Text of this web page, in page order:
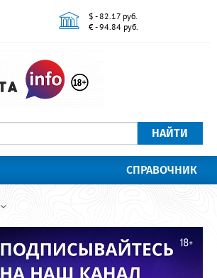
$ - 82.17 руб.
€ - 94.84 руб.
НАЙТИ
СПРАВОЧНИК